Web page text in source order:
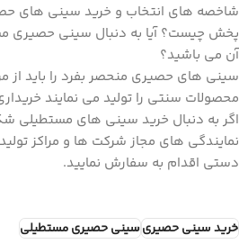
شاخصه های انتخاب و خرید سینی های
پخش چیست؟ آیا به دنبال سینی حصیری
آن می باشید؟
سینی های حصیری منحصر بفرد را باید از
محصولات سنتی را تولید می نمایند
اگر به دنبال خرید سینی های مستطیلی
نمایندگی های مجاز شرکت ها و مراکز
دستی اقدام به سفارش نمایید.
خرید سینی حصیریسینی حصیری مستطیلی